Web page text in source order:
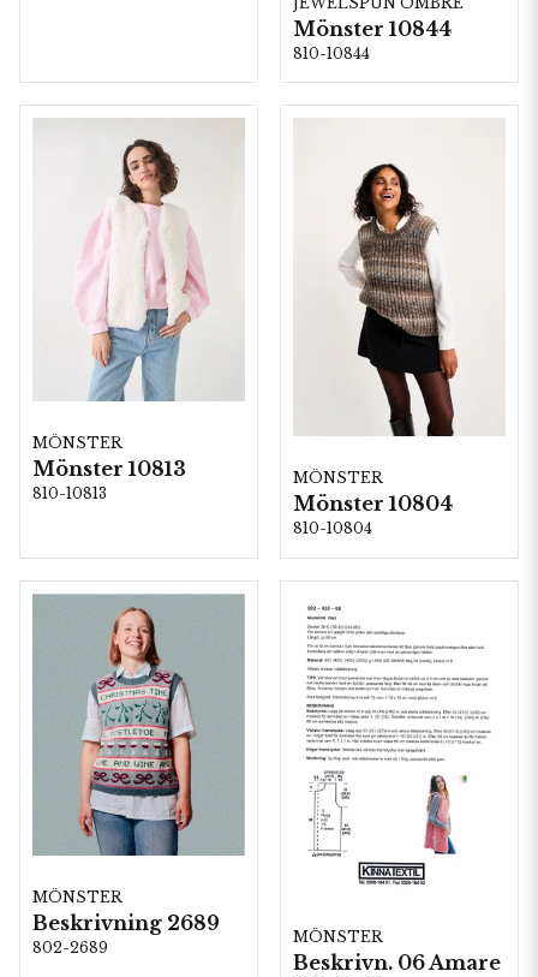
Mönster 10844
810-10844
MÖNSTER
Mönster 10813
810-10813
MÖNSTER
Mönster 10804
810-10804
MÖNSTER
Beskrivning 2689
802-2689
MÖNSTER
Beskrivn. 06 Amare